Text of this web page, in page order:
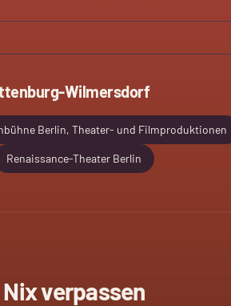
Wilmersdorf
Berlin, Theater- und Filmproduktionen
Renaissance-Theater Berlin
Nix verpassen